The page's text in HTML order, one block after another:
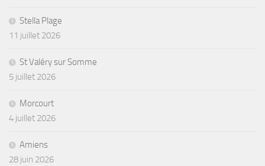
Stella Plage
11 juillet 2026
St Valéry sur Somme
5 juillet 2026
Morcourt
4 juillet 2026
Amiens
28 juin 2026